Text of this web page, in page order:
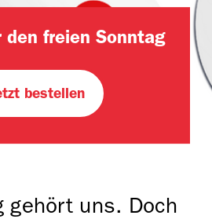
freien Sonntag
bestellen
gehört uns. Doch